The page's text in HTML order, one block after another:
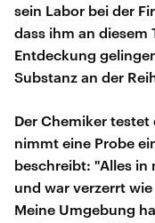
sein Labor bei der
dass ihm an diesem
Entdeckung
Substanz an der
Der Chemiker testet
nimmt eine Probe
beschreibt: "Alles in
und war verzerrt
Meine Umgebung